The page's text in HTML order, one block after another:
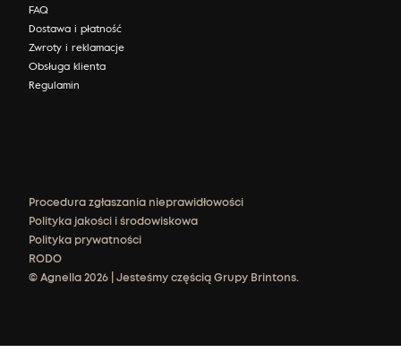
FAQ
Dostawa i płatność
Zwroty i reklamacje
Obsługa klienta
Regulamin
Procedura zgłaszania nieprawidłowości
Polityka jakości i środowiskowa
Polityka prywatności
RODO
© Agnella 2026 | Jesteśmy częścią Grupy Brintons.